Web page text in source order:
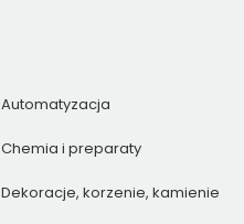
Automatyzacja
Chemia i preparaty
Dekoracje, korzenie, kamienie